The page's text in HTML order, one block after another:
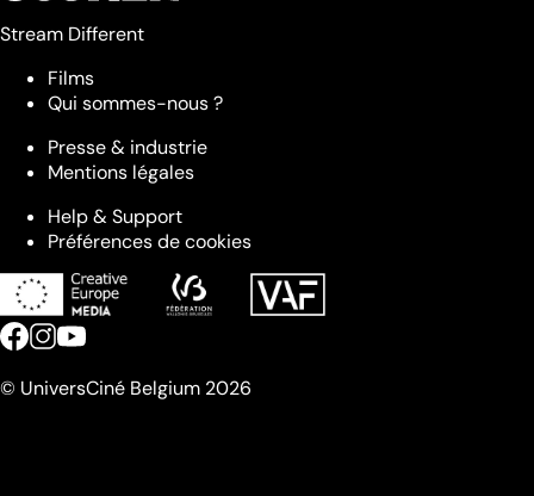
Stream Different
Films
Qui sommes-nous ?
Presse & industrie
Mentions légales
Help & Support
Préférences de cookies
© UniversCiné Belgium 2026